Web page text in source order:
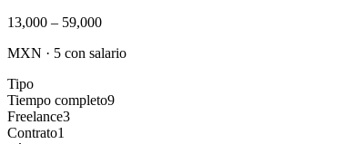
13,000 – 59,000
MXN · 5 con salario
Tipo
Tiempo completo9
Freelance3
Contrato1